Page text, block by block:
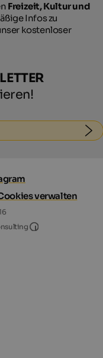
Freizeit, Kultur und
Infos zu
kostenloser
verwalten
Internet